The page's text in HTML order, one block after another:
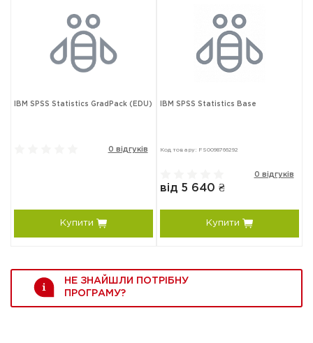
IBM SPSS Statistics GradPack (EDU)
0 відгуків
Купити
IBM SPSS Statistics Base
Код товару: FS0098766292
0 відгуків
від 5 640 ₴
Купити
НЕ ЗНАЙШЛИ ПОТРІБНУ
ПРОГРАМУ?